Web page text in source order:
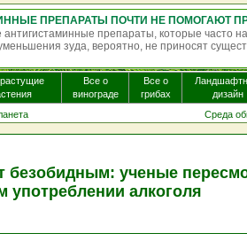
доза псилоцибина — психоактивного
галлюциногенных грибов, — может
Все о
винограде
Все о
грибах
дизайн
Среда
безобидным: ученые
употреблении алкоголя